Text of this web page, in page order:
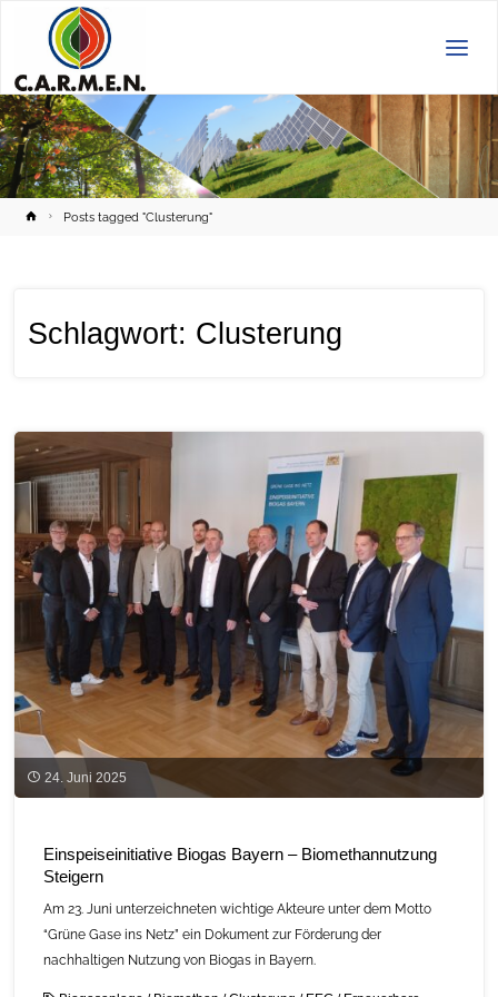
HomePosts tagged "Clusterung"
Schlagwort: Clusterung
24. Juni 2025
Einspeiseinitiative Biogas Bayern – Biomethannutzung
Steigern
Am 23. Juni unterzeichneten wichtige Akteure unter dem Motto
“Grüne Gase ins Netz” ein Dokument zur Förderung der
nachhaltigen Nutzung von Biogas in Bayern.